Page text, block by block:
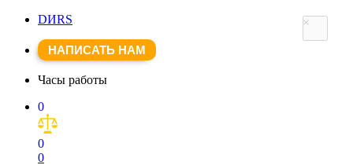
DИRS
НАПИСАТЬ НАМ
Часы работы
0
0
0
×